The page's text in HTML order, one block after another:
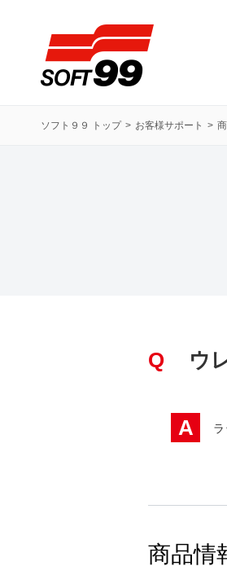
ソフト９９ トップ お客様サポート
Q ウ
A
商品情